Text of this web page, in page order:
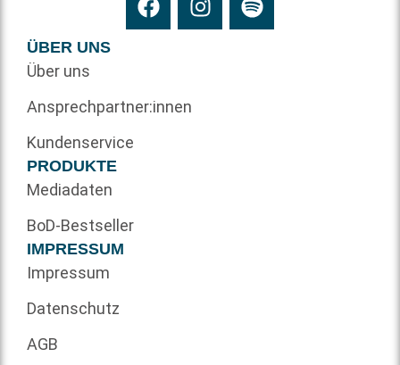
ÜBER UNS
Über uns
Ansprechpartner:innen
Kundenservice
PRODUKTE
Mediadaten
BoD-Bestseller
IMPRESSUM
Impressum
Datenschutz
AGB